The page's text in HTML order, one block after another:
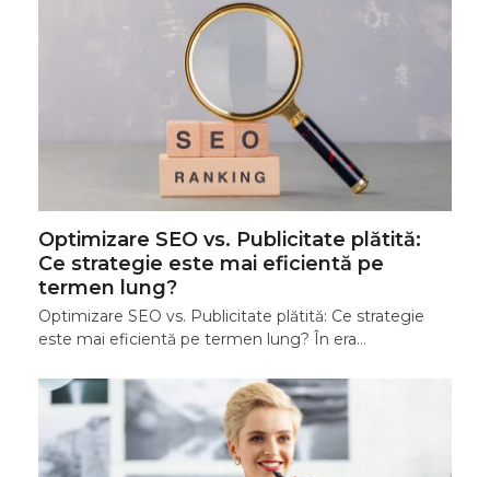
Optimizare SEO vs. Publicitate plătită:
Ce strategie este mai eficientă pe
termen lung?
Optimizare SEO vs. Publicitate plătită: Ce strategie
este mai eficientă pe termen lung? În era…